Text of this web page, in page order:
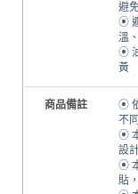
避
⦿
溫
⦿
黃
商品備註
⦿
不
⦿
設
⦿
貼